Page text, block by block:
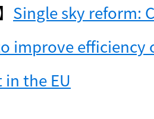
Single sky reform:
improve efficiency
the EU